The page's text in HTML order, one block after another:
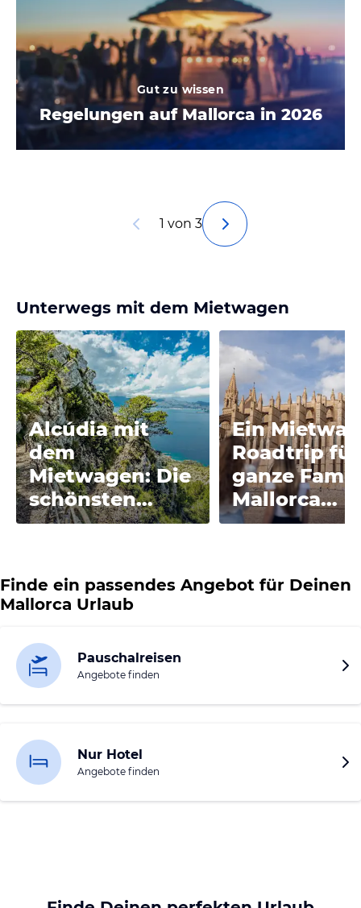
Gut zu wissen
Regelungen auf Mallorca in 2026
1 von 3
Unterwegs mit dem Mietwagen
Alcúdia mit
dem
Mietwagen: Die
schönsten
Ausflüge in der
Ein
Roadtrip
ganze
Mallorca
entdecken
Finde ein passendes Angebot für Deinen
Mallorca Urlaub
Pauschalreisen
Angebote finden
Nur Hotel
Angebote finden